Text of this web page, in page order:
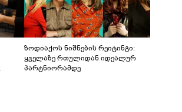
ზოდიაქოს ნიშნების რეიტინგი:
ყველაზე რთულიდან იდეალურ
პარტნიორამდე